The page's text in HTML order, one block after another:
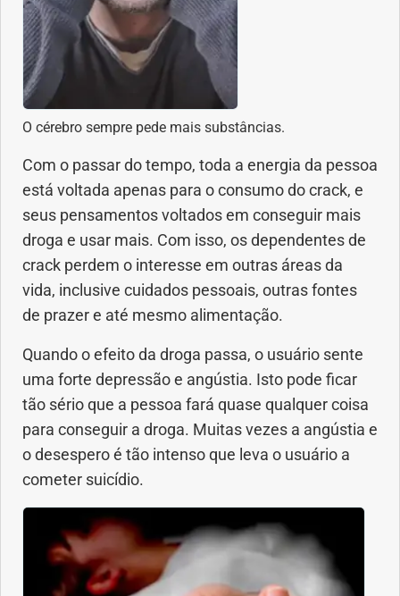
O cérebro sempre pede mais substâncias.
Com o passar do tempo, toda a energia da pessoa
está voltada apenas para o consumo do crack, e
seus pensamentos voltados em conseguir mais
droga e usar mais. Com isso, os dependentes de
crack perdem o interesse em outras áreas da
vida, inclusive cuidados pessoais, outras fontes
de prazer e até mesmo alimentação.
Quando o efeito da droga passa, o usuário sente
uma forte depressão e angústia. Isto pode ficar
tão sério que a pessoa fará quase qualquer coisa
para conseguir a droga. Muitas vezes a angústia e
o desespero é tão intenso que leva o usuário a
cometer suicídio.